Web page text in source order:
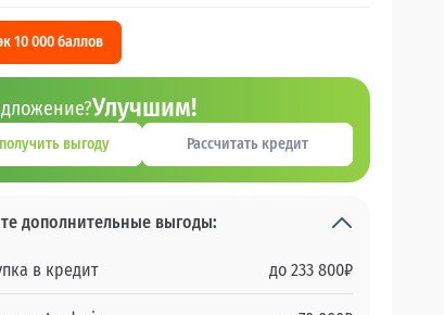
10 000 баллов
Улучшим!
выгоду Рассчитать кредит
дополнительные выгоды:
в кредит до 233 800₽